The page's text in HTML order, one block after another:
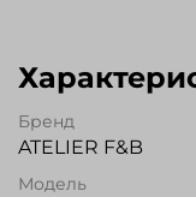
Бренд
ATELIER F&B
Модель